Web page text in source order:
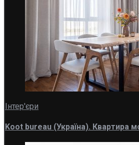
Інтер'єри
Koot bureau (Україна). Квартира